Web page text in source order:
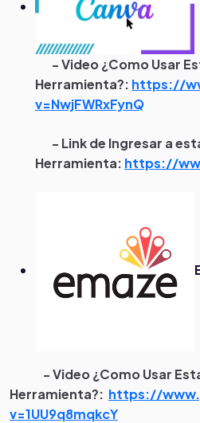
- Video ¿Como Usar
Herramienta?: https://
v=NwjFWRxFynQ
- Link de Ingresar a
Herramienta: https://
- Video ¿Como Usar
Herramienta?: https://
v=1UU9q8mqkcY